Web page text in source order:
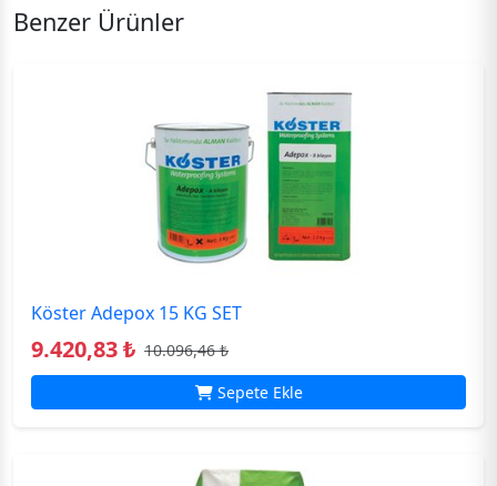
Benzer Ürünler
Köster Adepox 15 KG SET
9.420,83 ₺ 10.096,46 ₺
Sepete Ekle